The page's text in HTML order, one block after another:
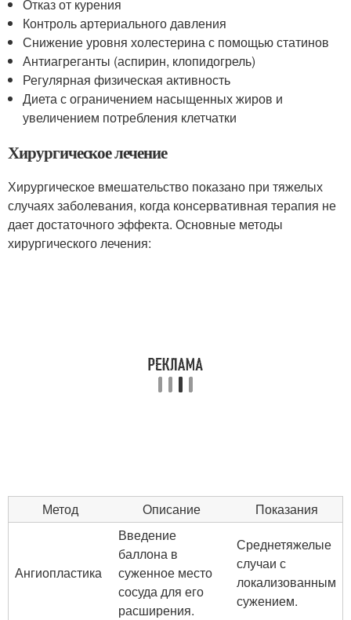
Отказ от курения
Контроль артериального давления
Снижение уровня холестерина с помощью статинов
Антиагреганты (аспирин, клопидогрель)
Регулярная физическая активность
Диета с ограничением насыщенных жиров и
увеличением потребления клетчатки
Хирургическое лечение
Хирургическое вмешательство показано при тяжелых
случаях заболевания, когда консервативная терапия не
дает достаточного эффекта. Основные методы
хирургического лечения:
Метод Описание Показания
Ангиопластика
Введение
баллона в
суженное место
сосуда для его
расширения.
Среднетяжелые
случаи с
локализованным
сужением.